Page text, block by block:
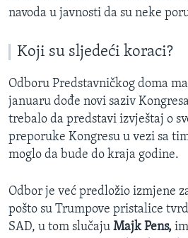
navoda u javnosti da su neke
Koji su sljedeći koraci?
Odboru Predstavničkog doma
januaru dođe novi saziv
trebalo da predstavi izvještaj o
preporuke Kongresu u vezi sa
moglo da bude do kraja godine.
Odbor je već predložio izmjene
pošto su Trumpove pristalice
SAD, u tom slučaju Majk Pens,